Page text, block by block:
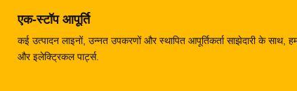
एक-स्टॉप आपूर्ति
कई उत्पादन लाइनों, उन्नत उपकरणों और स्थापित आपूर्तिकर्ता साझेदारी के साथ,
और इलेक्ट्रिकल पार्ट्स.